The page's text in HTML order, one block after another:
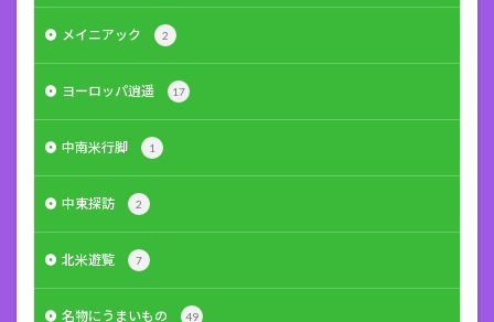
メイニアック 2
ヨーロッパ逍遥 17
中南米行脚 1
中東探訪 2
北米遊覧 7
名物にうまいもの 49